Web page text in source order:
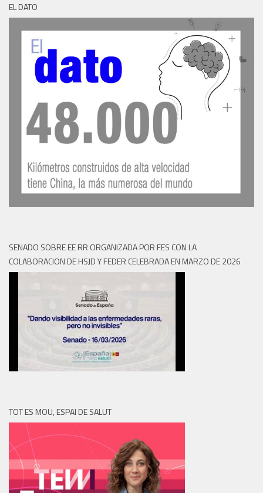
EL DATO
SENADO SOBRE EE RR ORGANIZADA POR FES CON LA
COLABORACION DE HSJD Y FEDER CELEBRADA EN MARZO DE 2026
TOT ES MOU, ESPAI DE SALUT